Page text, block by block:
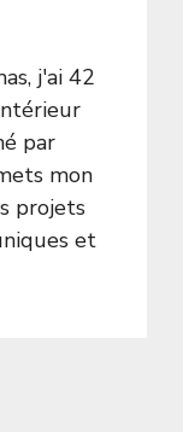
j'ai 42
par
mon
projets
et